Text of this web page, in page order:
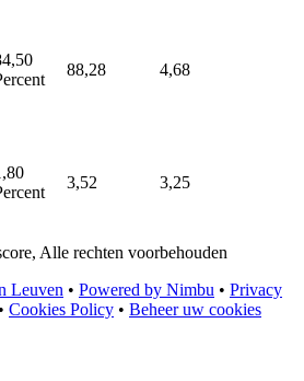
88,28 4,68
3,52 3,25
Alle rechten voorbehouden
Leuven • Powered by Nimbu • Privacy
• Cookies Policy • Beheer uw cookies